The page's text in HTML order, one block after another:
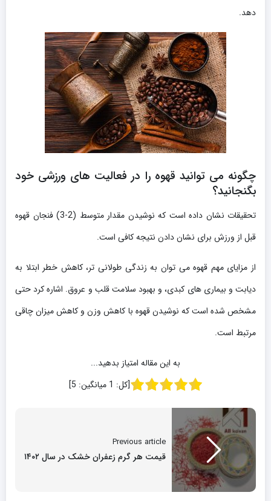
دهد.
چگونه می توانید قهوه را در فعالیت های ورزشی خود
بگنجانید؟
تحقیقات نشان داده است که نوشیدن مقدار متوسط (2-3) فنجان قهوه
قبل از ورزش برای نشان دادن نتیجه کافی است.
از مزایای مهم قهوه می توان به زندگی طولانی تر، کاهش خطر ابتلا به
دیابت و بیماری های کبدی، و بهبود سلامت قلب و عروق. اشاره کرد حتی
مشخص شده است که نوشیدن قهوه با کاهش وزن و کاهش میزان چاقی
مرتبط است.
به این مقاله امتیاز بدهید...
[کل: 1 میانگین: 5
]
Previous article
قیمت هر گرم زعفران خشک در سال ۱۴۰۲